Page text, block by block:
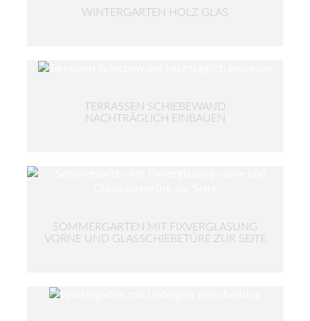
WINTERGARTEN HOLZ GLAS
TERRASSEN SCHIEBEWAND
NACHTRÄGLICH EINBAUEN
SOMMERGARTEN MIT FIXVERGLASUNG
VORNE UND GLASSCHIEBETÜRE ZUR SEITE